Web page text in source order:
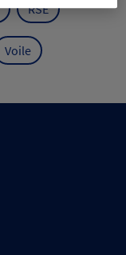
RSE
Voile